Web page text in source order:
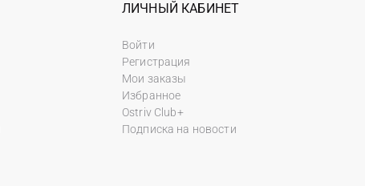
ЛИЧНЫЙ КАБИНЕТ
Войти
Регистрация
Мои заказы
Избранное
Ostriv Club+
Подписка на новости